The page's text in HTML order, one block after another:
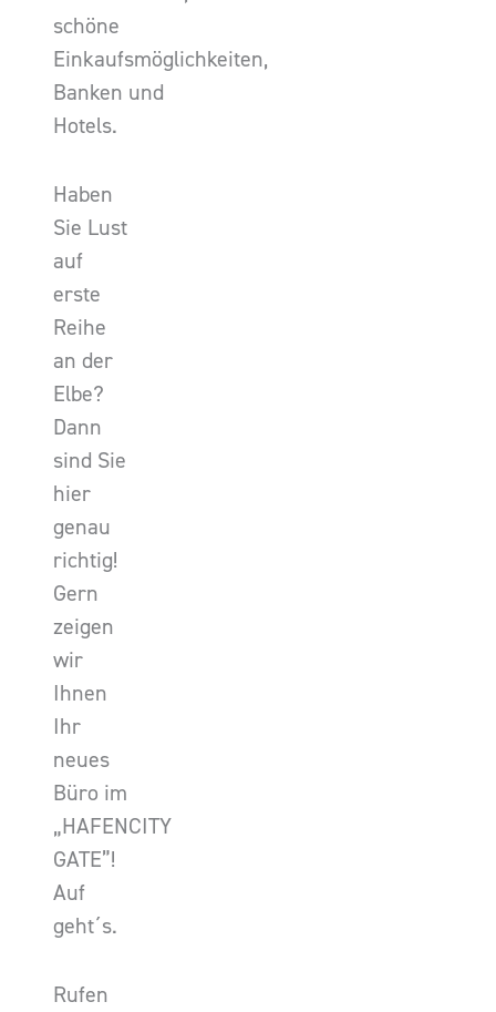
schöne
Einkaufsmöglichkeiten,
Banken und
Hotels.
Haben
Sie Lust
auf
erste
Reihe
an der
Elbe?
Dann
sind Sie
hier
genau
richtig!
Gern
zeigen
wir
Ihnen
Ihr
neues
Büro im
„HAFENCITY
GATE”!
Auf
geht´s.
Rufen